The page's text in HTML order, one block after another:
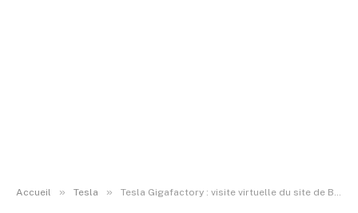
Accueil » Tesla » Tesla Gigafactory : visite virtuelle du site de Berlin